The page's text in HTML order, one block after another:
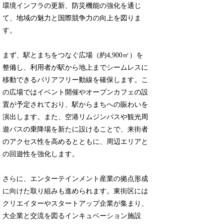
環境インフラの更新、防災機能の強化を通じ
て、地域の魅力と国際競争力の向上を図りま
す。
まず、駅とまちをつなぐ広場（約4,900㎡）を
整備し、利用者が駅から地上までシームレスに
移動できるバリアフリー動線を確保します。こ
の広場ではイベント開催やオープンカフェの設
置が予定されており、駅からまちへの賑わいを
演出します。また、空港リムジンバスや観光周
遊バスの乗降場を新たに設けることで、来街者
のアクセス性を高めるとともに、周辺エリアと
の回遊性を強化します。
さらに、エンターテインメント産業の拠点形成
に向けた取り組みも進められます。東街区には
クリエイターやスタートアップ企業が集まり、
大企業と交流を図るインキュベーション施設